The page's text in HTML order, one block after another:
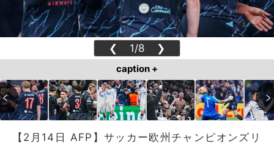
❮ 1/8 ❯
caption +
【2月14日 AFP】サッカー欧州チャンピオンズリ